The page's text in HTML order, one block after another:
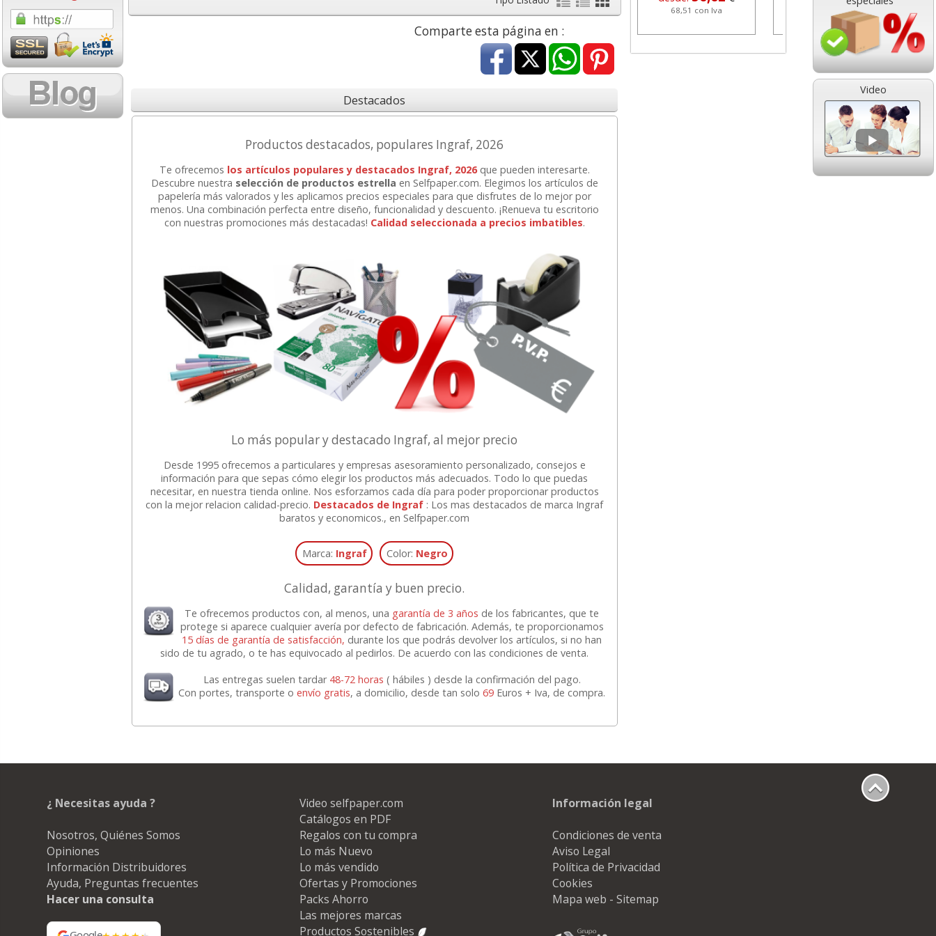
Video
Comparte esta página en :
Destacados
Productos destacados, populares Ingraf, 2026
Te ofrecemos los artículos populares y destacados Ingraf, 2026 que pueden interesarte.
Descubre nuestra selección de productos estrella en Selfpaper.com. Elegimos los artículos de
papelería más valorados y les aplicamos precios especiales para que disfrutes de lo mejor por
menos. Una combinación perfecta entre diseño, funcionalidad y descuento. ¡Renueva tu escritorio
con nuestras promociones más destacadas! Calidad seleccionada a precios imbatibles.
Lo más popular y destacado Ingraf, al mejor precio
Desde 1995 ofrecemos a particulares y empresas asesoramiento personalizado, consejos e
información para que sepas cómo elegir los productos más adecuados. Todo lo que puedas
necesitar, en nuestra tienda online. Nos esforzamos cada día para poder proporcionar productos
con la mejor relacion calidad-precio. Destacados de Ingraf : Los mas destacados de marca Ingraf
baratos y economicos., en Selfpaper.com
Marca: Ingraf Color: Negro
Calidad, garantía y buen precio.
Te ofrecemos productos con, al menos, una garantía de 3 años de los fabricantes, que te
protege si aparece cualquier avería por defecto de fabricación. Además, te proporcionamos
15 días de garantía de satisfacción, durante los que podrás devolver los artículos, si no han
sido de tu agrado, o te has equivocado al pedirlos. De acuerdo con las condiciones de venta.
Las entregas suelen tardar 48-72 horas ( hábiles ) desde la confirmación del pago.
Con portes, transporte oenvío gratis, a domicilio, desde tan solo69 Euros + Iva, de compra.
1,08 con Iva 68,51 con Iva 1,08 con Iva 18,02 con Iva
Cartucho HP 304XL -
302XL Tricolor alta
capacidad deskjet
HP 950XL - Cartucho
para Officejet Pro 8600
negro
Goma de borrar
moldeable maleable
para carboncillo o
grafito
HP 304 302 Color,
Cartucho original
N9K05AE tricolor
¿ Necesitas ayuda ?
Nosotros, Quiénes Somos
Opiniones
Información Distribuidores
Ayuda, Preguntas frecuentes
Hacer una consulta
Video selfpaper.com
Catálogos en PDF
Regalos con tu compra
Lo más Nuevo
Lo más vendido
Ofertas y Promociones
Packs Ahorro
Las mejores marcas
Productos Sostenibles
Información legal
Condiciones de venta
Aviso Legal
Política de Privacidad
Cookies
Mapa web - Sitemap